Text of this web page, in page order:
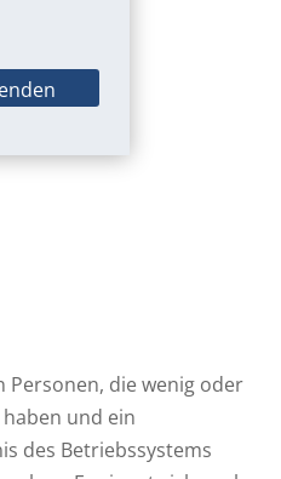
Personen, die wenig oder
und ein
des Betriebssystems